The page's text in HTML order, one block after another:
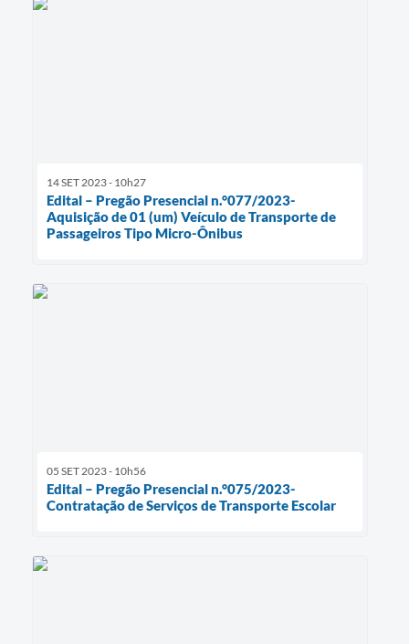
14 SET 2023 - 10h27
Edital – Pregão Presencial n.°077/2023-
Aquisição de 01 (um) Veículo de Transporte de
Passageiros Tipo Micro-Ônibus
05 SET 2023 - 10h56
Edital – Pregão Presencial n.°075/2023-
Contratação de Serviços de Transporte Escolar